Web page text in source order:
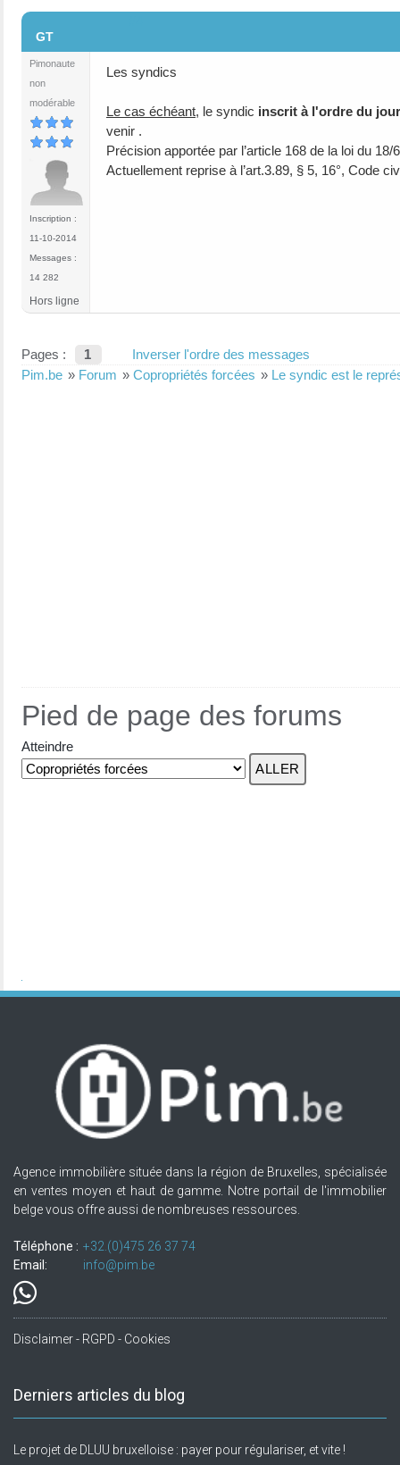
GT
Pimonaute
non
modérable
Inscription :
11-10-2014
Messages :
14 282
Les syndics
Le cas échéant, le syndic inscrit à l'ordre du
venir .
Précision apportée par l’article 168 de la loi du 18/
Actuellement reprise à l’art.3.89, § 5, 16°, Code
Hors ligne
Pages : 1
Inverser l'ordre des messages
Pim.be » Forum » Copropriétés forcées » Le syndic est le
Pied de page des forums
Atteindre
Agence immobilière située dans la région de Bruxelles, spécialisée
en ventes moyen et haut de gamme. Notre portail de l'immobilier
belge vous offre aussi de nombreuses ressources.
Téléphone : +32.(0)475 26 37 74
Email:
info@pim.be
Disclaimer - RGPD - Cookies
Derniers articles du blog
Le projet de DLUU bruxelloise : payer pour régulariser, et vite !